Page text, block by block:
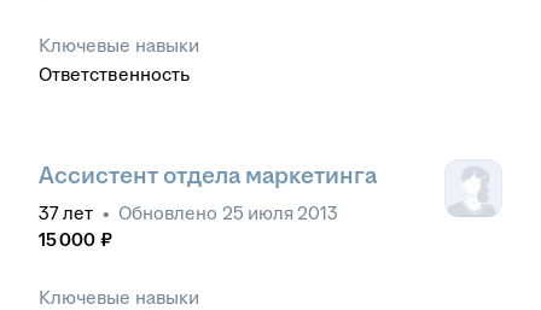
Ключевые навыки
Ответственность
Ассистент отдела маркетинга
37лет • Обновлено 25 июля 2013
15 000 ₽
Ключевые навыки